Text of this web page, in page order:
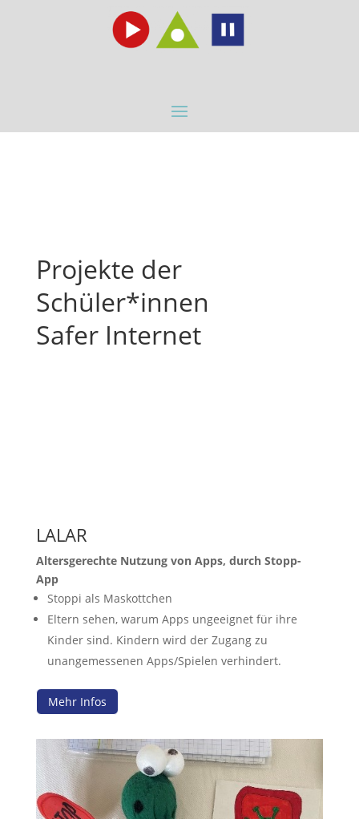
Projekte der
Schüler*innen
Safer Internet
LALAR
Altersgerechte Nutzung von Apps, durch Stopp-
App
Stoppi als Maskottchen
Eltern sehen, warum Apps ungeeignet für ihre
Kinder sind. Kindern wird der Zugang zu
unangemessenen Apps/Spielen verhindert.
Mehr Infos